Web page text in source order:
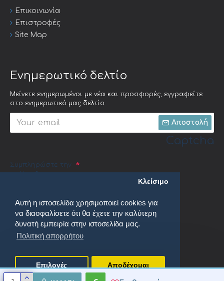
Αυτή η ιστοσελίδα χρησιμοποιεί cookies για
να διασφαλίσετε ότι θα έχετε την καλύτερη
δυνατή εμπειρία στην ιστοσελίδα μας.
Πολιτική απορρήτου
Κλείσιμο
Επιλογές Αποδέχομαι
Επικοινωνία
Επιστροφές
Site Map
Ενημερωτικό δελτίο
Μείνετε ενημερωμένοι με νέα και προσφορές, εγγραφείτε
στο ενημερωτικό μας δελτίο
Αποστολή
Captcha
Συμπληρώστε την
ακόλουθη
Πολιτική απορρήτου